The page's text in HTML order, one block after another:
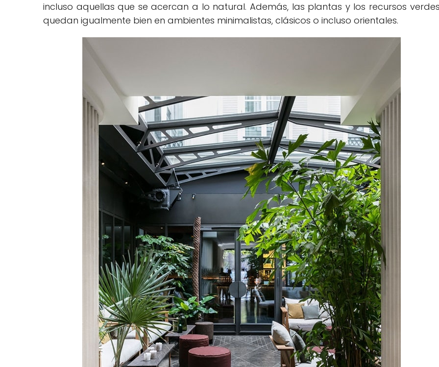
incluso aquellas que se acercan a lo natural. Además, las plantas y los recursos verdes
quedan igualmente bien en ambientes minimalistas, clásicos o incluso orientales.